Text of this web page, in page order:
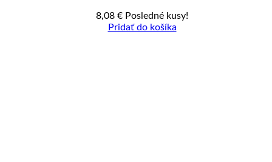
8,08 € Posledné kusy!
Pridať do košíka